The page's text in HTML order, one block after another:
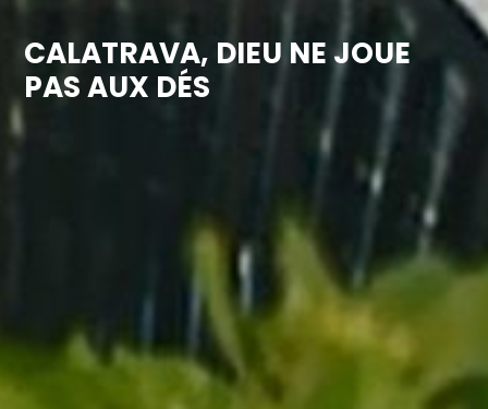
CALATRAVA, DIEU NE JOUE
PAS AUX DÉS